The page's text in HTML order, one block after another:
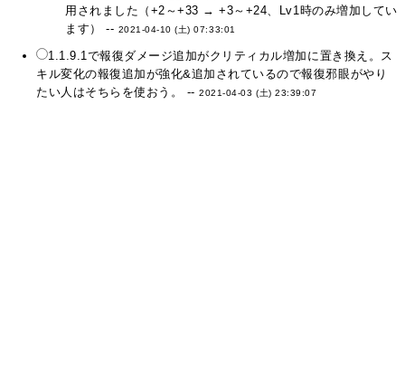
用されました（+2～+33 → +3～+24、Lv1時のみ増加してい
ます） -- 2021-04-10 (土) 07:33:01
1.1.9.1で報復ダメージ追加がクリティカル増加に置き換え。ス
キル変化の報復追加が強化&追加されているので報復邪眼がやり
たい人はそちらを使おう。 --2021-04-03 (土) 23:39:07